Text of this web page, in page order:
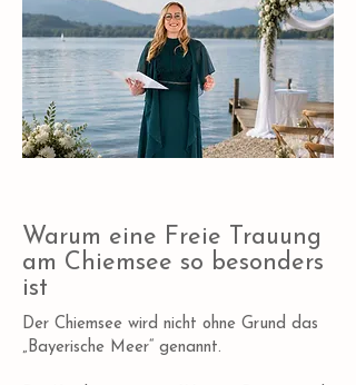
Warum eine Freie Trauung
am Chiemsee so besonders
ist
Der Chiemsee wird nicht ohne Grund das
„Bayerische Meer“ genannt.